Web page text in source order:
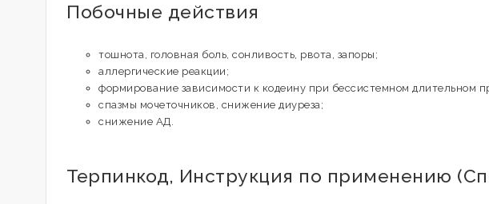
Побочные действия
тошнота, головная боль, сонливость, рвота, запоры;
аллергические реакции;
формирование зависимости к кодеину при бессистемном длительном
спазмы мочеточников, снижение диуреза;
снижение АД.
Терпинкод, Инструкция по применению